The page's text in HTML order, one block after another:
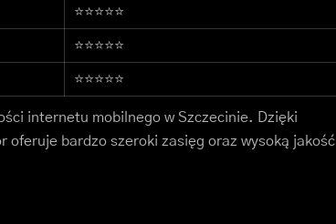
⭐⭐⭐⭐⭐
⭐⭐⭐⭐⭐
⭐⭐⭐⭐⭐
internetu mobilnego w Szczecinie. Dzięki
oferuje bardzo szeroki zasięg oraz wysoką jakość